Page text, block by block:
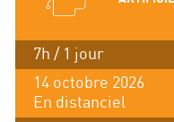
7h / 1 jour
14 octobre 2026
En distanciel